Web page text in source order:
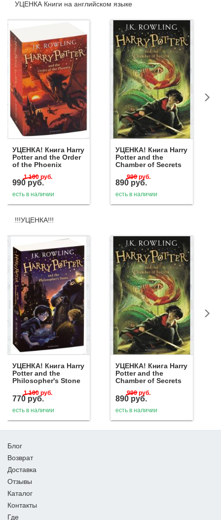
УЦЕНКА Книги на английском языке
УЦЕНКА! Книга Harry
Potter and the Order
of the Phoenix
1 100 руб.
990 руб.
есть в наличии
УЦЕНКА! Книга Harry
Potter and the
Chamber of Secrets
990 руб.
890 руб.
есть в наличии
!!!УЦЕНКА!!!
УЦЕНКА! Книга Harry
Potter and the
Philosopher's Stone
1 100 руб.
770 руб.
есть в наличии
УЦЕНКА! Книга Harry
Potter and the
Chamber of Secrets
990 руб.
890 руб.
есть в наличии
Блог
Возврат
Доставка
Отзывы
Каталог
Контакты
Где